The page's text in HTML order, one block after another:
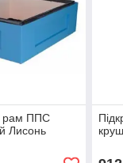
рам ППС
Лисонь